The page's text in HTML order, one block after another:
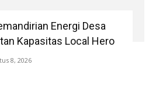
Energi Desa
Kapasitas Local Hero
8, 2026